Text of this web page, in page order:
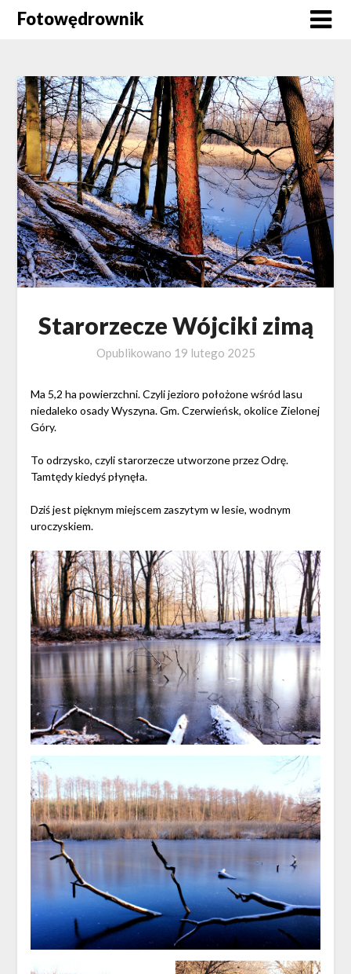
SkipFotowędrownik
Starorzecze Wójciki zimą
Opublikowano 19 lutego 2025
Ma 5,2 ha powierzchni. Czyli jezioro położone wśród lasu
niedaleko osady Wyszyna. Gm. Czerwieńsk, okolice Zielonej
Góry.
To odrzysko, czyli starorzecze utworzone przez Odrę.
Tamtędy kiedyś płynęła.
Dziś jest pięknym miejscem zaszytym w lesie, wodnym
uroczyskiem.